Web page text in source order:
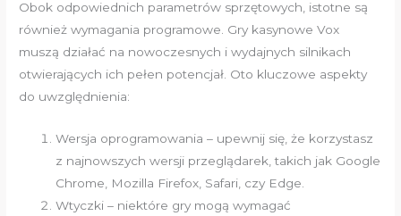
Obok odpowiednich parametrów sprzętowych, istotne są
również wymagania programowe. Gry kasynowe Vox
muszą działać na nowoczesnych i wydajnych silnikach
otwierających ich pełen potencjał. Oto kluczowe aspekty
do uwzględnienia:
Wersja oprogramowania – upewnij się, że korzystasz
z najnowszych wersji przeglądarek, takich jak Google
Chrome, Mozilla Firefox, Safari, czy Edge.
Wtyczki – niektóre gry mogą wymagać